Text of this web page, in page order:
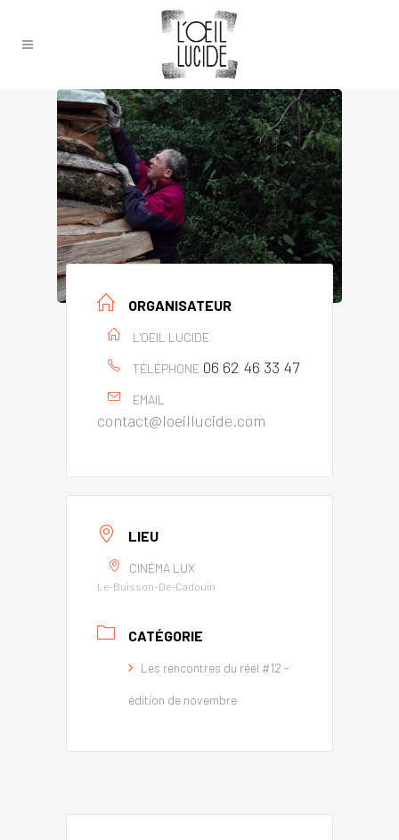
ORGANISATEUR
L'OEIL LUCIDE
TÉLÉPHONE 06 62 46 33 47
EMAIL
contact@loeillucide.com
LIEU
CINÉMA LUX
Le-Buisson-De-Cadouin
CATÉGORIE
Les rencontres du réel #12 -
édition de novembre